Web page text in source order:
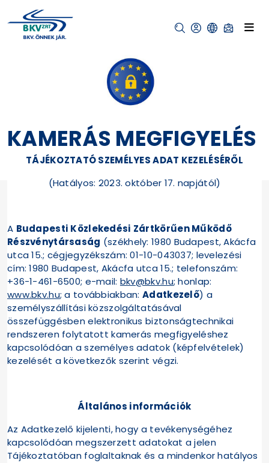
KAMERÁS MEGFIGYELÉS
TÁJÉKOZTATÓ SZEMÉLYES ADAT KEZELÉSÉRŐL
(Hatályos: 2023. október 17. napjától)
A Budapesti Közlekedési Zártkörűen Működő
Részvénytársaság (székhely: 1980 Budapest, Akácfa
utca 15.; cégjegyzékszám: 01-10-043037; levelezési
cím: 1980 Budapest, Akácfa utca 15.; telefonszám:
+36-1-461-6500; e-mail: bkv@bkv.hu; honlap:
www.bkv.hu; a továbbiakban:Adatkezelő) a
személyszállítási közszolgáltatásával
összefüggésben elektronikus biztonságtechnikai
rendszeren folytatott kamerás megfigyeléshez
kapcsolódóan a személyes adatok (képfelvételek)
kezelését a következők szerint végzi.
Általános információk
Az Adatkezelő kijelenti, hogy a tevékenységéhez
kapcsolódóan megszerzett adatokat a jelen
Tájékoztatóban foglaltaknak és a mindenkor hatályos